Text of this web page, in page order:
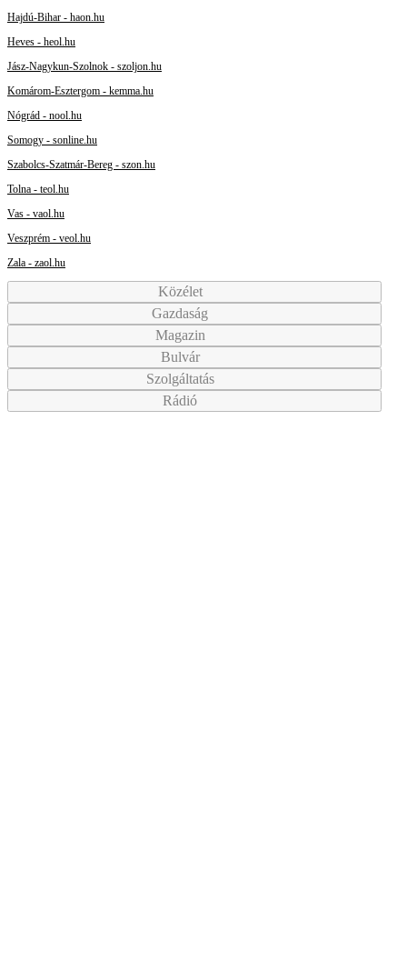
Hajdú-Bihar - haon.hu
Heves - heol.hu
Jász-Nagykun-Szolnok - szoljon.hu
Komárom-Esztergom - kemma.hu
Nógrád - nool.hu
Somogy - sonline.hu
Szabolcs-Szatmár-Bereg - szon.hu
Tolna - teol.hu
Vas - vaol.hu
Veszprém - veol.hu
Zala - zaol.hu
Közélet
Gazdaság
Magazin
Bulvár
Szolgáltatás
Rádió